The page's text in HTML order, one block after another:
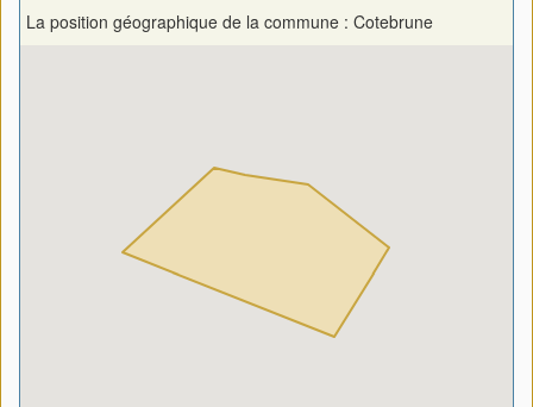
La position géographique de la commune : Cotebrune